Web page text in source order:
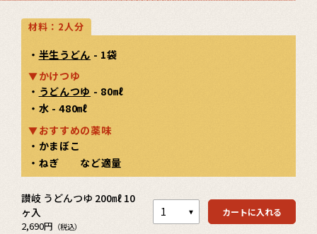
材料：2人分
・ 半生うどん - 1袋
かけつゆ
・ うどんつゆ - 80㎖
・水 - 480㎖
おすすめの薬味
・かまぼこ
・ねぎ など適量
讃岐 うどんつゆ 200㎖ 10
ヶ入
2,690円 （税込）
カートに入れる
カートを見る